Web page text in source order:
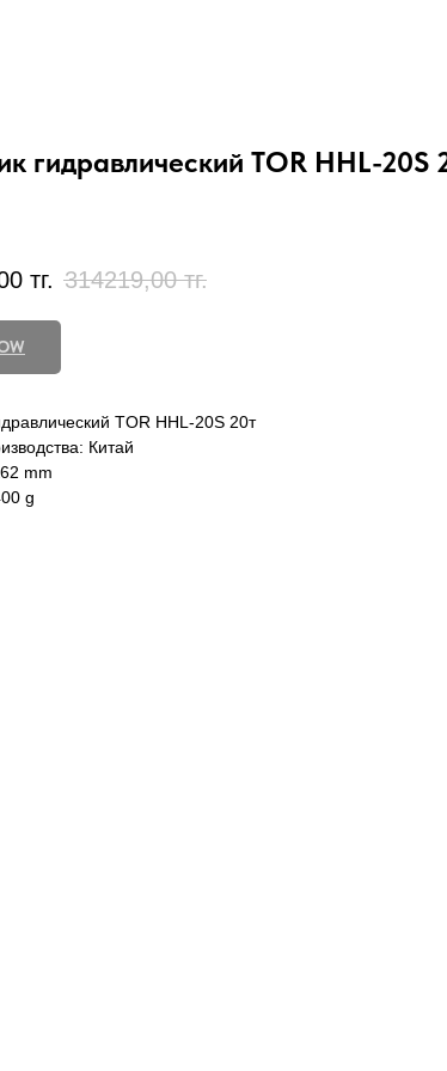
гидравлический TOR HHL-20S
тг. 314219,00 тг.
TOR HHL-20S 20т
Китай
mm
g